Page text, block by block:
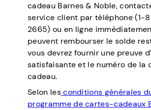
cadeau Barnes & Noble,
service client par téléphone
2665) ou en ligne
peuvent rembourser le solde
vous devrez fournir une preuve
satisfaisante et le numéro de la
cadeau.
Selon lesconditions générales
programme de cartes-cadeaux